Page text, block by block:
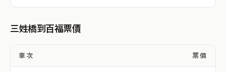
三姓橋到百福票價
車次 票價